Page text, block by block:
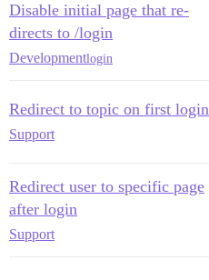
Disable initial page that re-
directs to /login
Developmentlogin
Redirect to topic on first
Support
Redirect user to specific page
after login
Support